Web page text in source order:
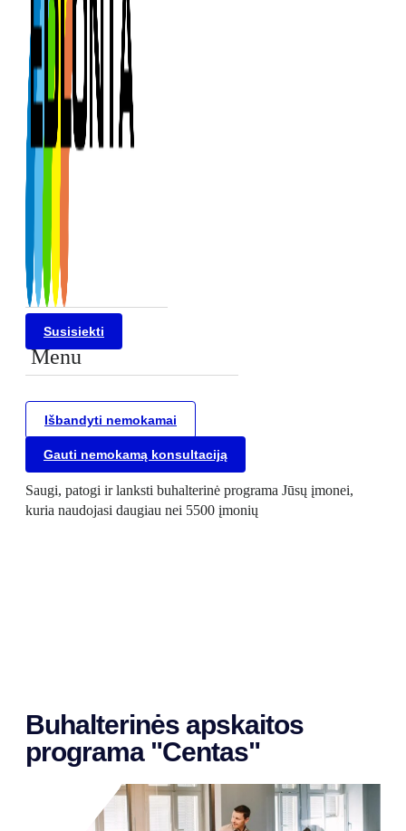
Susisiekti
Menu
Išbandyti nemokamai
Gauti nemokamą konsultaciją
Saugi, patogi ir lanksti buhalterinė programa Jūsų įmonei,
kuria naudojasi daugiau nei 5500 įmonių
Buhalterinės apskaitos
programa "Centas"